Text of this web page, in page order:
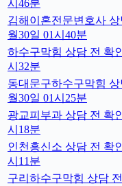
시46분
김해이혼전문변호사
월30일 01시40분
하수구막힘 상담 전 확
시32분
동대문구하수구막힘
월30일 01시25분
광교피부과 상담 전 확
시18분
인천흥신소 상담 전 확
시11분
구리하수구막힘 상담